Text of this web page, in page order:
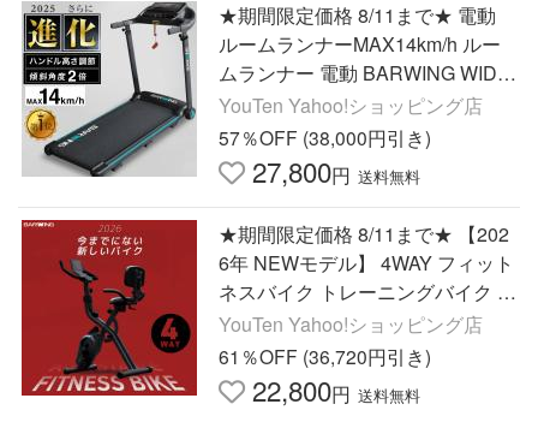
★期間限定価格 8/11まで★ 電動
ルームランナーMAX14km/h ルー
ムランナー 電動 BARWING WIDE
設計 ランニングマシン
YouTen Yahoo!ショッピング店
57％OFF (38,000円引き)
27,800円 送料無料
★期間限定価格 8/11まで★ 【202
6年 NEWモデル】 4WAY フィット
ネスバイク トレーニングバイク 連
続使用 200分 スピンバイク ルーム
バイク エアロ バイクビクス
YouTen Yahoo!ショッピング店
61％OFF (36,720円引き)
22,800円 送料無料